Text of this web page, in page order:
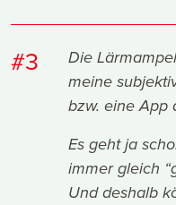
#3
Die
meine
bzw. eine App
Es geht ja
immer gleich
Und deshalb